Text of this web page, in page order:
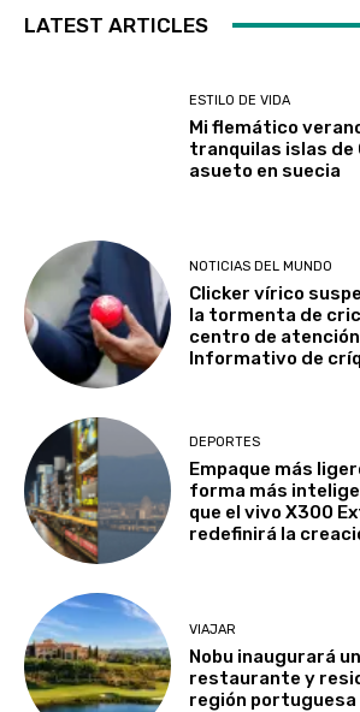
LATEST ARTICLES
ESTILO DE VIDA
Mi flemático
tranquilas islas de
asueto en suecia
NOTICIAS DEL MUNDO
Clicker vírico
la tormenta de
centro de atención
Informativo de
DEPORTES
Empaque más
forma más
que el vivo X300
redefinirá la
VIAJAR
Nobu inaugurará
restaurante y
región portuguesa